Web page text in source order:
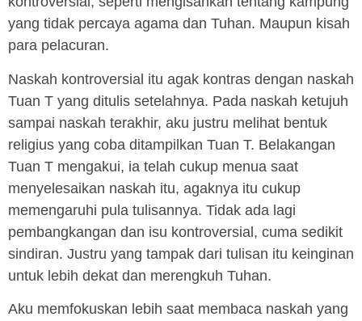
yang tidak percaya agama dan Tuhan. Maupun kisah
para pelacuran.
Naskah kontroversial itu agak kontras dengan naskah
Tuan T yang ditulis setelahnya. Pada naskah ketujuh
sampai naskah terakhir, aku justru melihat bentuk
religius yang coba ditampilkan Tuan T. Belakangan
Tuan T mengakui, ia telah cukup menua saat
menyelesaikan naskah itu, agaknya itu cukup
memengaruhi pula tulisannya. Tidak ada lagi
pembangkangan dan isu kontroversial, cuma sedikit
sindiran. Justru yang tampak dari tulisan itu keinginan
untuk lebih dekat dan merengkuh Tuhan.
Aku memfokuskan lebih saat membaca naskah yang